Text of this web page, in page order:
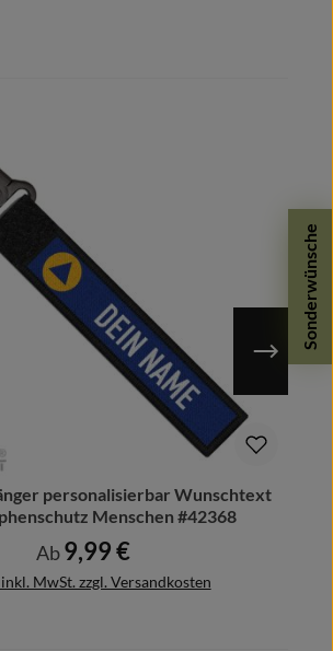
Sonderwünsche
personalisierbar Wunschtext
Menschen #42368
Regulärer Preis:
Ab9,99 €
MwSt. zzgl. Versandkosten